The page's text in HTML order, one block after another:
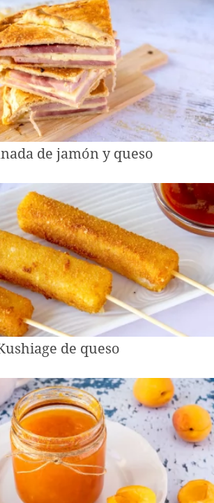
de jamón y queso
de queso